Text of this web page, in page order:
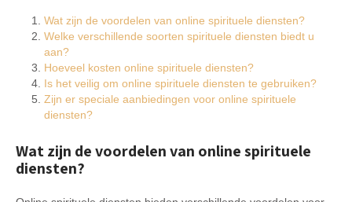
Wat zijn de voordelen van online spirituele diensten?
Welke verschillende soorten spirituele diensten biedt u
aan?
Hoeveel kosten online spirituele diensten?
Is het veilig om online spirituele diensten te gebruiken?
Zijn er speciale aanbiedingen voor online spirituele
diensten?
Wat zijn de voordelen van online spirituele
diensten?